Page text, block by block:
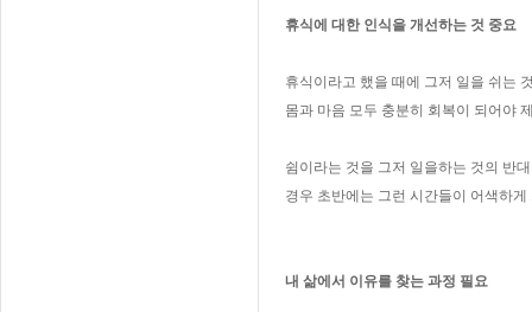
휴식에 대한 인식을 개선하는 것 중요
휴식이라고 했을 때에 그저 일을 쉬는
몸과 마음 모두 충분히 회복이 되어야
쉼이라는 것을 그저 일을하는 것의 반
경우 초반에는 그런 시간들이 어색하
내 삶에서 이유를 찾는 과정 필요